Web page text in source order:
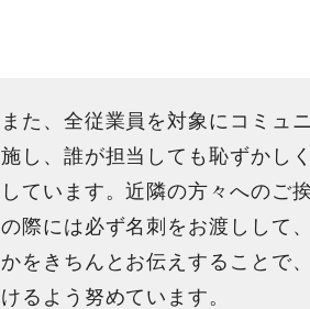
また、全従業員を対象にコミュ
施し、誰が担当しても恥ずかし
しています。近隣の方々へのご
の際には必ず名刺をお渡しして
かをきちんとお伝えすることで
けるよう努めています。